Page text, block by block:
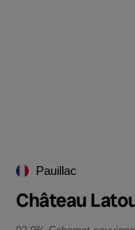
Pauillac
Château